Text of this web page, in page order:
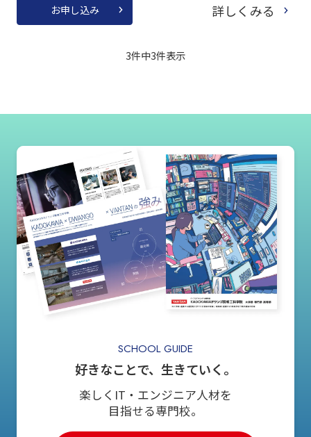
お申し込み 詳しくみる
3件中3件表示
SCHOOL GUIDE
好きなことで、生きていく。
楽しくIT・エンジニア人材を
目指せる専門校。